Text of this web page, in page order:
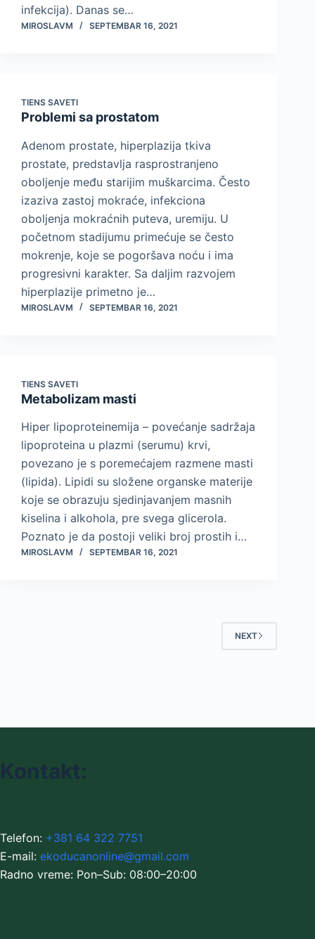
infekcija). Danas se…
MIROSLAVM SEPTEMBAR 16, 2021
TIENS SAVETI
Problemi sa prostatom
Adenom prostate, hiperplazija tkiva
prostate, predstavlja rasprostranjeno
oboljenje među starijim muškarcima. Često
izaziva zastoj mokraće, infekciona
oboljenja mokraćnih puteva, uremiju. U
početnom stadijumu primećuje se često
mokrenje, koje se pogoršava noću i ima
progresivni karakter. Sa daljim razvojem
hiperplazije primetno je…
MIROSLAVM SEPTEMBAR 16, 2021
TIENS SAVETI
Metabolizam masti
Hiper lipoproteinemija – povećanje sadržaja
lipoproteina u plazmi (serumu) krvi,
povezano je s poremećajem razmene masti
(lipida). Lipidi su složene organske materije
koje se obrazuju sjedinjavanjem masnih
kiselina i alkohola, pre svega glicerola.
Poznato je da postoji veliki broj prostih i…
MIROSLAVM SEPTEMBAR 16, 2021
NEXT
Kontakt:
Telefon: +381 64 322 7751
E-mail: ekoducanonline@gmail.com
Radno vreme: Pon–Sub: 08:00–20:00